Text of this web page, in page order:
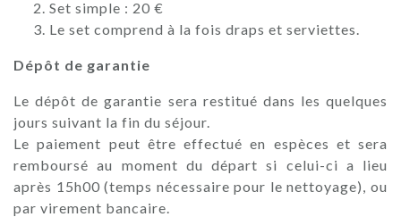
Set simple : 20 €
Le set comprend à la fois draps et serviettes.
Dépôt de garantie
Le dépôt de garantie sera restitué dans les quelques
jours suivant la fin du séjour.
Le paiement peut être effectué en espèces et sera
remboursé au moment du départ si celui-ci a lieu
après 15h00 (temps nécessaire pour le nettoyage), ou
par virement bancaire.